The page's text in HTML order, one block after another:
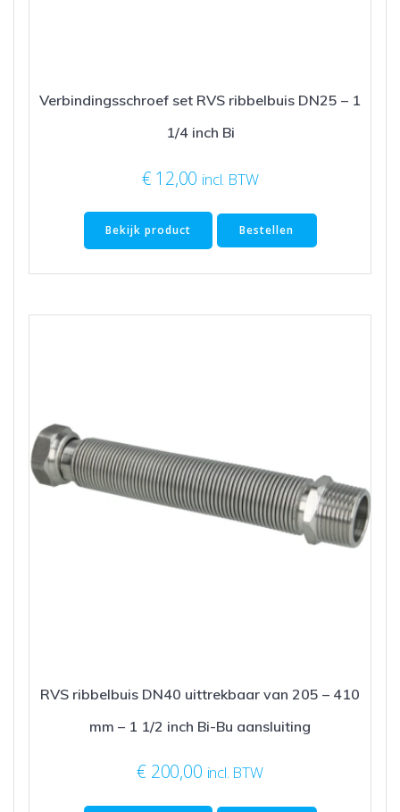
Verbindingsschroef set RVS ribbelbuis DN25 – 1
1/4 inch Bi
€ 12,00 incl. BTW
Bekijk product Bestellen
RVS ribbelbuis DN40 uittrekbaar van 205 – 410
mm – 1 1/2 inch Bi-Bu aansluiting
€ 200,00 incl. BTW